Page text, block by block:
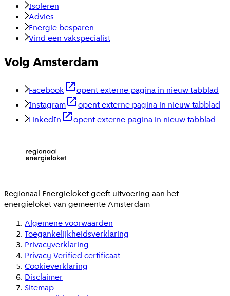
Isoleren
Advies
Energie besparen
Vind een vakspecialist
Volg Amsterdam
Facebook
opent externe pagina in nieuw tabblad
Instagram
opent externe pagina in nieuw tabblad
LinkedIn
opent externe pagina in nieuw tabblad
Regionaal Energieloketgeeft uitvoering aan het
energieloket van gemeenteAmsterdam
Algemene voorwaarden
Toegankelijkheidsverklaring
Privacyverklaring
Privacy Verified certificaat
Cookieverklaring
Disclaimer
Sitemap